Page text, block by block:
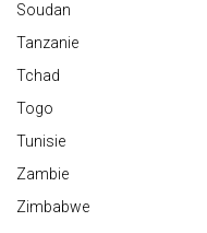
Soudan
Tanzanie
Tchad
Togo
Tunisie
Zambie
Zimbabwe